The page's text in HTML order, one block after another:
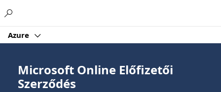
Azure
Microsoft Online Előfizetői
Szerződés